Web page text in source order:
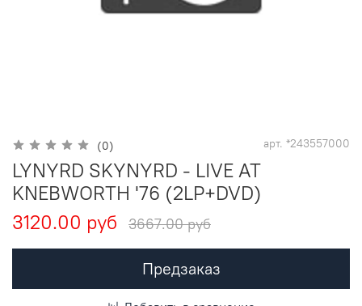
(0) арт. *243557000
LYNYRD SKYNYRD - LIVE AT
KNEBWORTH '76 (2LP+DVD)
3120.00 руб
3667.00 руб
Предзаказ